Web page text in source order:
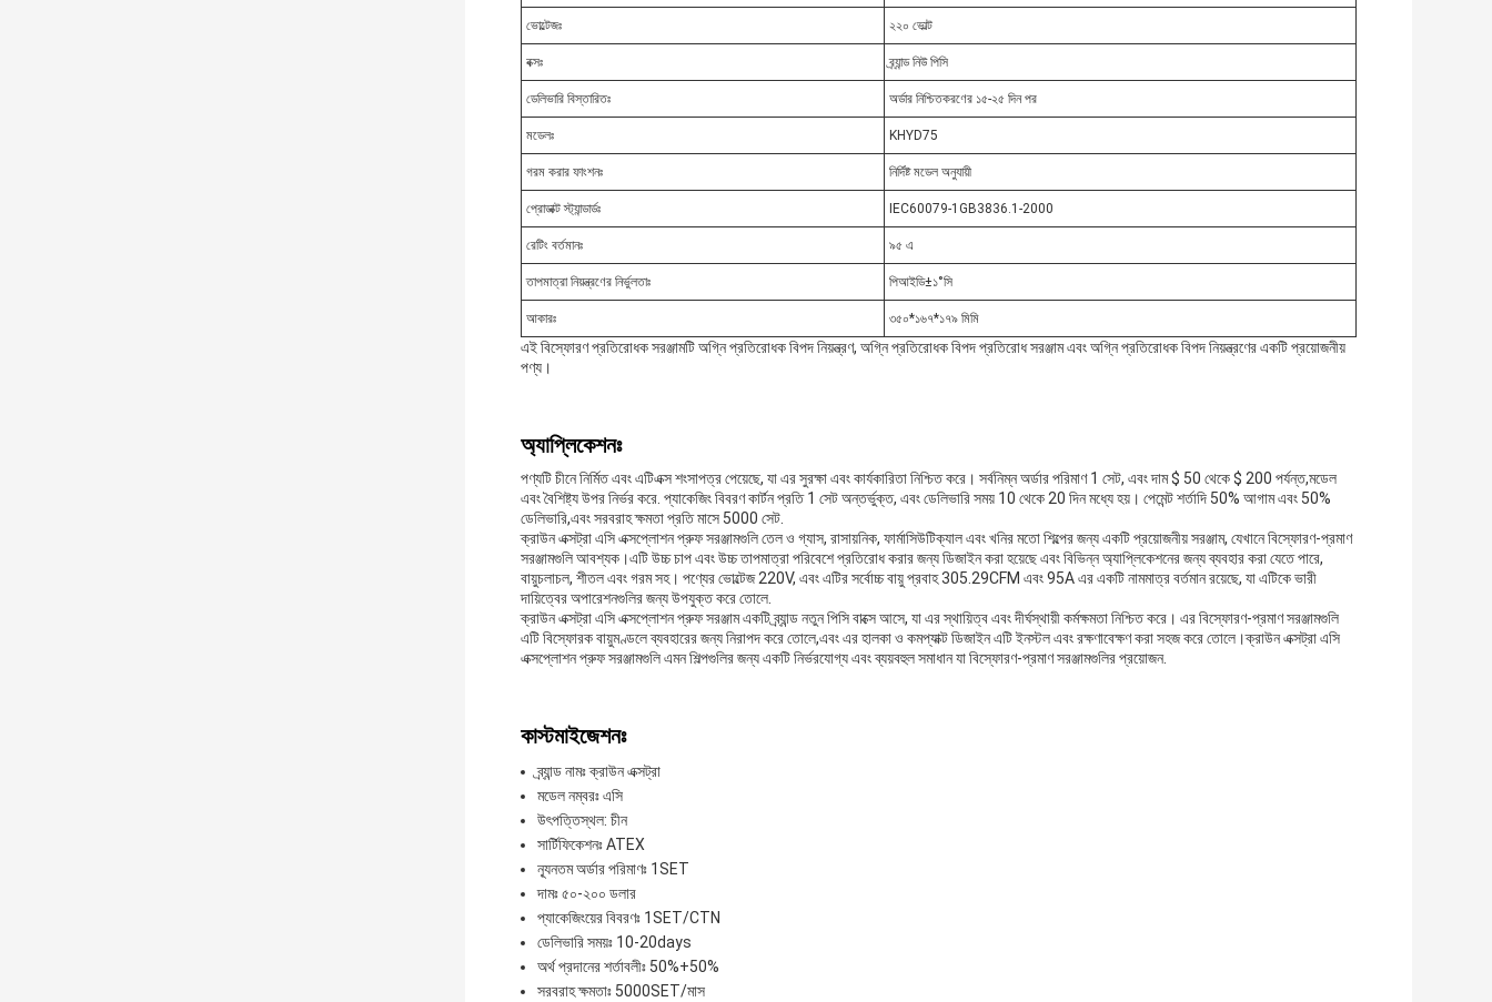
ভোল্টেজঃ ২২০ ভোল্ট
বক্সঃ ব্র্যান্ড নিউ পিসি
ডেলিভারি বিস্তারিতঃ অর্ডার নিশ্চিতকরণের ১৫-২৫ দিন পর
মডেলঃ KHYD75
গরম করার ফাংশনঃ নির্দিষ্ট মডেল অনুযায়ী
প্রোডাক্ট স্ট্যান্ডার্ডঃ IEC60079-1GB3836.1-2000
রেটিং বর্তমানঃ ৯৫ এ
তাপমাত্রা নিয়ন্ত্রণের নির্ভুলতাঃ পিআইডি±১°সি
আকারঃ ৩৫০*১৬৭*১৭৯ মিমি
এই বিস্ফোরণ প্রতিরোধক সরঞ্জামটি অগ্নি প্রতিরোধক বিপদ নিয়ন্ত্রণ, অগ্নি প্রতিরোধক বিপদ প্রতিরোধ সরঞ্জাম এবং অগ্নি প্রতিরোধক বিপদ নিয়ন্ত্রণের একটি প্রয়োজনীয়
পণ্য।
অ্যাপ্লিকেশনঃ
পণ্যটি চীনে নির্মিত এবং এটিএক্স শংসাপত্র পেয়েছে, যা এর সুরক্ষা এবং কার্যকারিতা নিশ্চিত করে। সর্বনিম্ন অর্ডার পরিমাণ 1 সেট, এবং দাম $ 50 থেকে $ 200 পর্যন্ত,মডেল
এবং বৈশিষ্ট্য উপর নির্ভর করে. প্যাকেজিং বিবরণ কার্টন প্রতি 1 সেট অন্তর্ভুক্ত, এবং ডেলিভারি সময় 10 থেকে 20 দিন মধ্যে হয়। পেমেন্ট শর্তাদি 50% আগাম এবং 50%
ডেলিভারি,এবং সরবরাহ ক্ষমতা প্রতি মাসে 5000 সেট.
ক্রাউন এক্সট্রা এসি এক্সপ্লোশন প্রুফ সরঞ্জামগুলি তেল ও গ্যাস, রাসায়নিক, ফার্মাসিউটিক্যাল এবং খনির মতো শিল্পের জন্য একটি প্রয়োজনীয় সরঞ্জাম, যেখানে বিস্ফোরণ-প্রমাণ
সরঞ্জামগুলি আবশ্যক।এটি উচ্চ চাপ এবং উচ্চ তাপমাত্রা পরিবেশে প্রতিরোধ করার জন্য ডিজাইন করা হয়েছে এবং বিভিন্ন অ্যাপ্লিকেশনের জন্য ব্যবহার করা যেতে পারে,
বায়ুচলাচল, শীতল এবং গরম সহ। পণ্যের ভোল্টেজ 220V, এবং এটির সর্বোচ্চ বায়ু প্রবাহ 305.29CFM এবং 95A এর একটি নামমাত্র বর্তমান রয়েছে, যা এটিকে ভারী
দায়িত্বের অপারেশনগুলির জন্য উপযুক্ত করে তোলে.
ক্রাউন এক্সট্রা এসি এক্সপ্লোশন প্রুফ সরঞ্জাম একটি ব্র্যান্ড নতুন পিসি বাক্সে আসে, যা এর স্থায়িত্ব এবং দীর্ঘস্থায়ী কর্মক্ষমতা নিশ্চিত করে। এর বিস্ফোরণ-প্রমাণ সরঞ্জামগুলি
এটি বিস্ফোরক বায়ুমণ্ডলে ব্যবহারের জন্য নিরাপদ করে তোলে,এবং এর হালকা ও কমপ্যাক্ট ডিজাইন এটি ইনস্টল এবং রক্ষণাবেক্ষণ করা সহজ করে তোলে।ক্রাউন এক্সট্রা এসি
এক্সপ্লোশন প্রুফ সরঞ্জামগুলি এমন শিল্পগুলির জন্য একটি নির্ভরযোগ্য এবং ব্যয়বহুল সমাধান যা বিস্ফোরণ-প্রমাণ সরঞ্জামগুলির প্রয়োজন.
কাস্টমাইজেশনঃ
ব্র্যান্ড নামঃ ক্রাউন এক্সট্রা
মডেল নম্বরঃ এসি
উৎপত্তিস্থল: চীন
সার্টিফিকেশনঃ ATEX
ন্যূনতম অর্ডার পরিমাণঃ 1SET
দামঃ ৫০-২০০ ডলার
প্যাকেজিংয়ের বিবরণঃ 1SET/CTN
ডেলিভারি সময়ঃ 10-20days
অর্থ প্রদানের শর্তাবলীঃ 50%+50%
সরবরাহ ক্ষমতাঃ 5000SET/মাস